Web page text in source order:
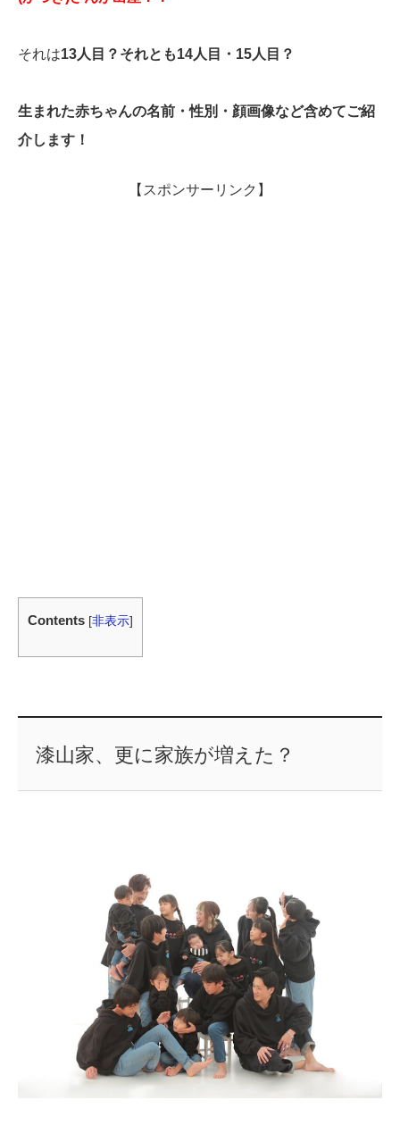
それは13人目？それとも14人目・15人目？
生まれた赤ちゃんの名前・性別・顔画像など含めてご紹
介します！
【スポンサーリンク】
Contents [非表示]
漆山家、更に家族が増えた？